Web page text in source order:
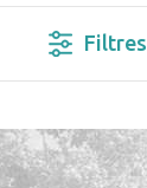
Filtres